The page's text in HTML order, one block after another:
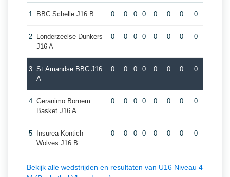
1 BBC Schelle J16 B 0 0 0 0 0 0 0 0
2
Londerzeelse Dunkers
J16 A
0 0 0 0 0 0 0 0
3 St.Amandse BBC J16
A
0 0 0 0 0 0 0 0
4 Geranimo Bornem
Basket J16 A
0 0 0 0 0 0 0 0
5
Insurea Kontich
Wolves J16 B
0 0 0 0 0 0 0 0
Bekijk alle wedstrijden en resultaten van U16 Niveau 4